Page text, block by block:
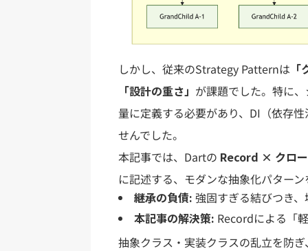
しかし、従来のStrategy Patternは
「設計の重さ」 が課題でした。特に
量に定義する必要があり、DI（依存
せんでした。
本記事では、Dartの Record × クロ
に記述する、モダンな抽象化パター
継承の負債: 強固すぎる結びつき
本記事の解決策: Recordによる「
抽象クラス・実装クラスの乱立を防